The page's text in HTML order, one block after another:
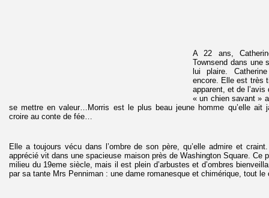
A 22 ans,
Townsend dans une
lui plaire.
encore. Elle est très
apparent, et de l’avis
« un chien savant »
se mettre en valeur…Morris est le plus beau jeune homme qu’elle ait
croire au conte de fée…
Elle a toujours vécu dans l’ombre de son père, qu’elle admire et
apprécié vit dans une spacieuse maison près de Washington Square. Ce
milieu du 19eme siècle, mais il est plein d’arbustes et d’ombres
par sa tante Mrs Penniman : une dame romanesque et chimérique, tout le